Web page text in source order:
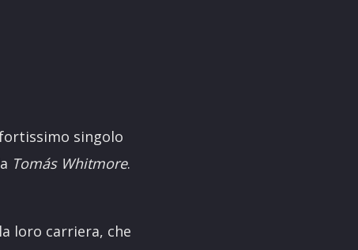
singolo
Tomás Whitmore.
loro carriera, che